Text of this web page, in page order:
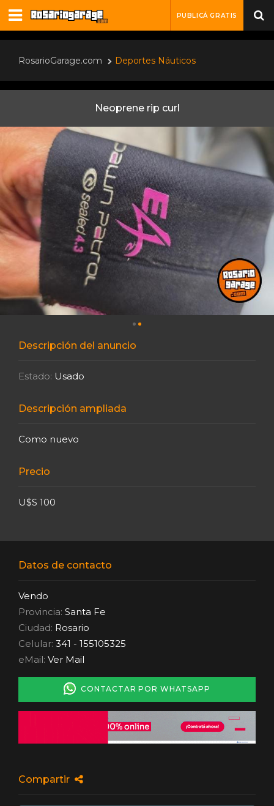
PUBLICÁ GRATIS
RosarioGarage.com Deportes Náuticos
Neoprene rip curl
Descripción del anuncio
Estado: Usado
Descripción ampliada
Como nuevo
Precio
U$S 100
Datos de contacto
Vendo
Provincia: Santa Fe
Ciudad: Rosario
Celular: 341 - 155105325
eMail: Ver Mail
CONTACTAR POR WHATSAPP
Compartir